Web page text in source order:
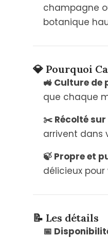
champagne
botanique
💎 Pourquoi
🚜 Culture de
que chaque
✂️ Récolté sur
arrivent dans
🍃 Propre et
délicieux
📝 Les détails
📅